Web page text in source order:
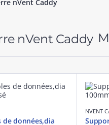
nVent Caddy
de données,dia
NVENT